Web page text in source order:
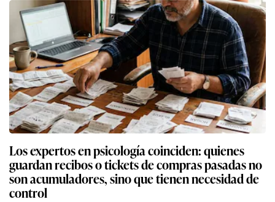
Los expertos en psicología coinciden: quienes
guardan recibos o tickets de compras pasadas no
son acumuladores, sino que tienen necesidad de
control